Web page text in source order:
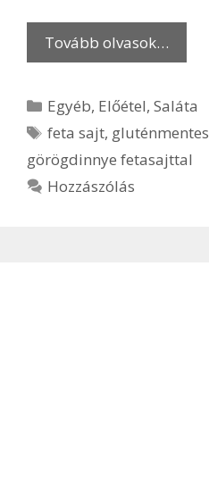
Tovább olvasok…
Kategória
Egyéb, Előétel,Saláta
Címkék
feta sajt, gluténmentes
görögdinnye fetasajttal
Hozzászólás